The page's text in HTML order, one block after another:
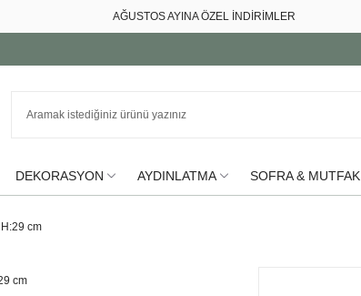
AĞUSTOS AYINA ÖZEL İNDİRİMLER
DEKORASYON AYDINLATMA SOFRA & MUTFAK
cm